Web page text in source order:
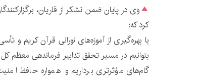
وی در پایان ضمن تشکر از قاریان،
کرد که:
با بهره‌گیری از آموزه‌های نورانی قرآن کریم و
بتوانیم در مسیر تحقق تدابیر فرماندهی معظم
گام‌های مؤثرتری برداریم و همواره حافظ